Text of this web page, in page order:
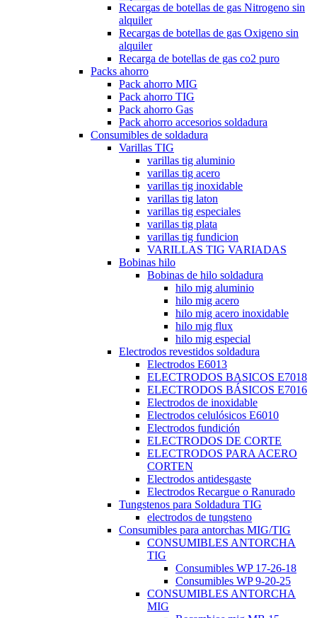
Recargas de botellas de gas Nitrogeno sin
alquiler
Recargas de botellas de gas Oxigeno sin
alquiler
Recarga de botellas de gas co2 puro
Packs ahorro
Pack ahorro MIG
Pack ahorro TIG
Pack ahorro Gas
Pack ahorro accesorios soldadura
Consumibles de soldadura
Varillas TIG
varillas tig aluminio
varillas tig acero
varillas tig inoxidable
varillas tig laton
varillas tig especiales
varillas tig plata
varillas tig fundicion
VARILLAS TIG VARIADAS
Bobinas hilo
Bobinas de hilo soldadura
hilo mig aluminio
hilo mig acero
hilo mig acero inoxidable
hilo mig flux
hilo mig especial
Electrodos revestidos soldadura
Electrodos E6013
ELECTRODOS BASICOS E7018
ELECTRODOS BÁSICOS E7016
Electrodos de inoxidable
Electrodos celulósicos E6010
Electrodos fundición
ELECTRODOS DE CORTE
ELECTRODOS PARA ACERO
CORTEN
Electrodos antidesgaste
Electrodos Recargue o Ranurado
Tungstenos para Soldadura TIG
electrodos de tungsteno
Consumibles para antorchas MIG/TIG
CONSUMIBLES ANTORCHA
TIG
Consumibles WP 17-26-18
Consumibles WP 9-20-25
CONSUMIBLES ANTORCHA
MIG